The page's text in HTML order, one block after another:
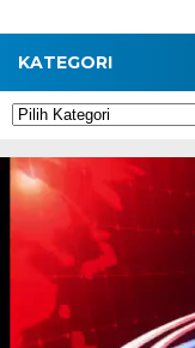
KATEGORI
Kategori
Pemutar
Video